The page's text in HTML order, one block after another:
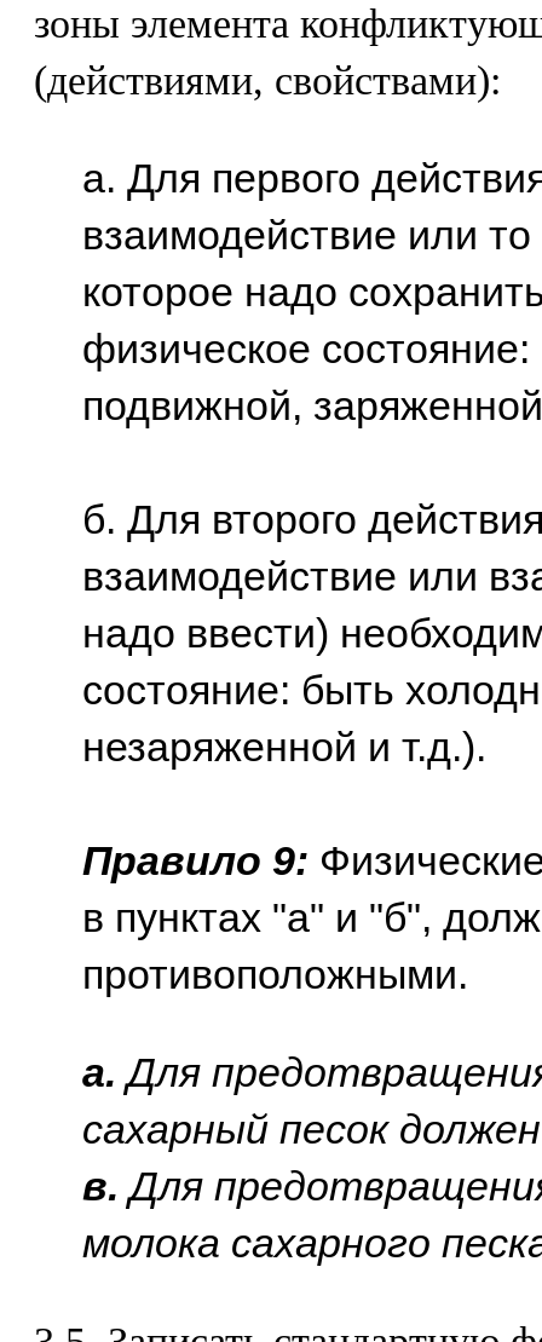
зоны элемента
(действиями, свойствами):
а. Для первого
взаимодействие или
которое надо
физическое
подвижной,
б. Для второго
взаимодействие или
надо ввести)
состояние: быть
незаряженной и т.д.).
Правило 9:
в пунктах "а" и "б",
противоположными.
a. Для
сахарный песок
в. Для
молока сахарного